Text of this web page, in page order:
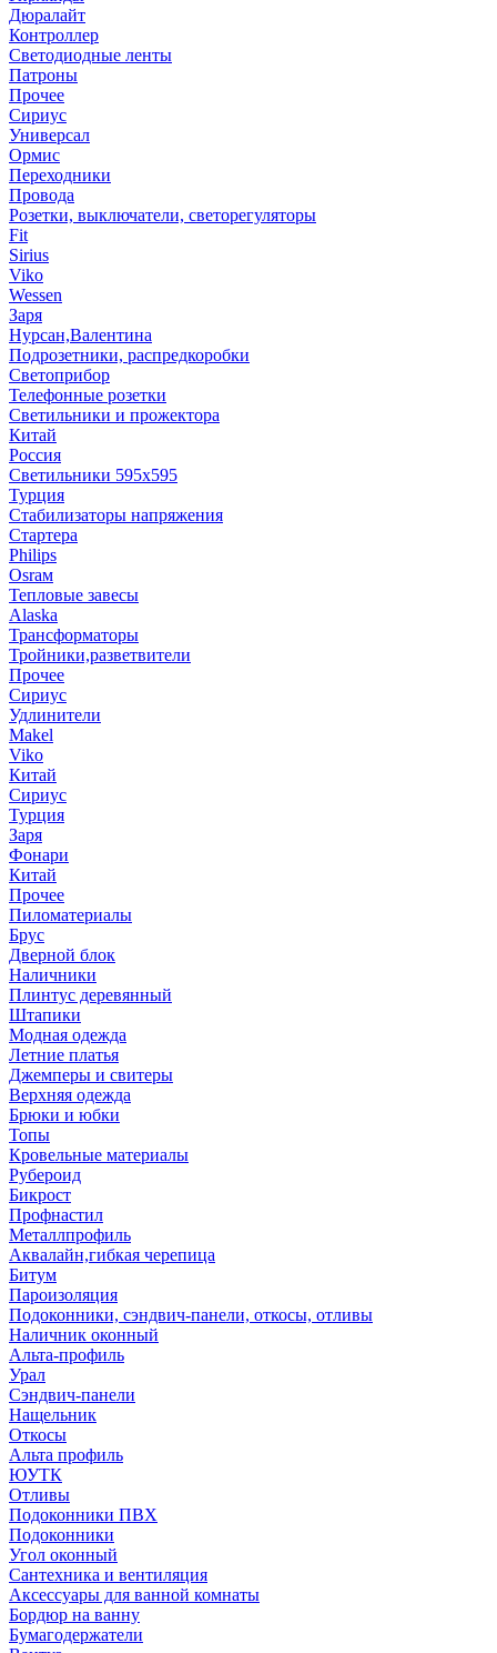
Дюралайт
Контроллер
Светодиодные ленты
Патроны
Прочее
Сириус
Универсал
Ормис
Переходники
Провода
Розетки, выключатели, светорегуляторы
Fit
Sirius
Viko
Wessen
Заря
Нурсан,Валентина
Подрозетники, распредкоробки
Светоприбор
Телефонные розетки
Светильники и прожектора
Китай
Россия
Светильники 595х595
Турция
Стабилизаторы напряжения
Стартера
Philips
Оsrам
Тепловые завесы
Alaska
Трансформаторы
Тройники,разветвители
Прочее
Сириус
Удлинители
Makel
Viko
Китай
Сириус
Турция
Заря
Фонари
Китай
Прочее
Пиломатериалы
Брус
Дверной блок
Наличники
Плинтус деревянный
Штапики
Модная одежда
Летние платья
Джемперы и свитеры
Верхняя одежда
Брюки и юбки
Топы
Кровельные материалы
Рубероид
Бикрост
Профнастил
Металлпрофиль
Аквалайн,гибкая черепица
Битум
Пароизоляция
Подоконники, сэндвич-панели, откосы, отливы
Наличник оконный
Альта-профиль
Урал
Сэндвич-панели
Нащельник
Откосы
Альта профиль
ЮУТК
Отливы
Подоконники ПВХ
Подоконники
Угол оконный
Сантехника и вентиляция
Аксессуары для ванной комнаты
Бордюр на ванну
Бумагодержатели